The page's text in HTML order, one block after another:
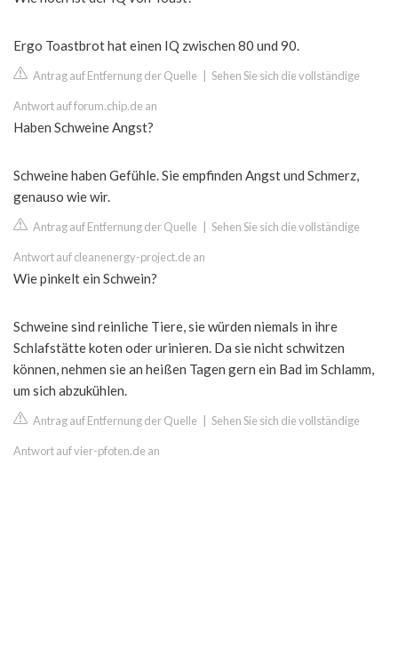
Ergo Toastbrot hat einen IQ zwischen 80 und 90.
Antrag auf Entfernung der Quelle Sehen Sie sich die vollständige
Antwort auf forum.chip.de an
Haben Schweine Angst?
Schweine haben Gefühle. Sie empfinden Angst und Schmerz,
genauso wie wir.
Antrag auf Entfernung der Quelle Sehen Sie sich die vollständige
Antwort auf cleanenergy-project.de an
Wie pinkelt ein Schwein?
Schweine sind reinliche Tiere, sie würden niemals in ihre
Schlafstätte koten oder urinieren. Da sie nicht schwitzen
können, nehmen sie an heißen Tagen gern ein Bad im Schlamm,
um sich abzukühlen.
Antrag auf Entfernung der Quelle Sehen Sie sich die vollständige
Antwort auf vier-pfoten.de an